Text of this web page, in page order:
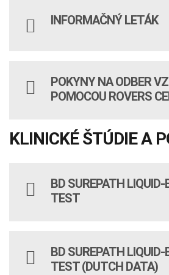
INFORMAČNÝ LETÁK
POKYNY NA ODBER
POMOCOU ROVERS
KLINICKÉ ŠTÚDIE A
BD SUREPATH LIQUID-
TEST
BD SUREPATH LIQUID-
TEST (DUTCH DATA)